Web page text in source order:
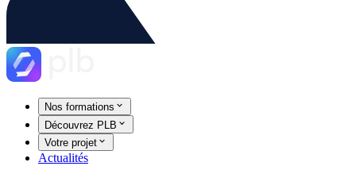
Nos formations
Découvrez PLB
Votre projet
Actualités